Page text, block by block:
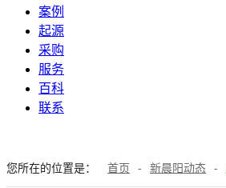
案例
起源
采购
服务
百科
联系
您所在的位置是： 首页 - 新晨阳动态 -